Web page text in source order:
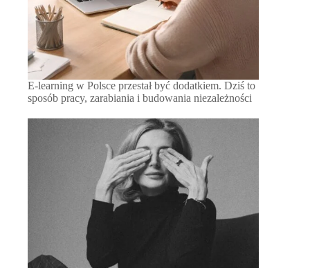
E-learning w Polsce przestał być dodatkiem. Dziś to
sposób pracy, zarabiania i budowania niezależności